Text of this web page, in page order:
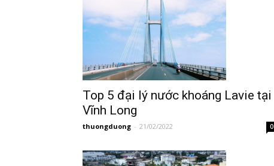
Top 5 đại lý nước khoáng Lavie tại
Vĩnh Long
thuongduong - 21/02/2022 0